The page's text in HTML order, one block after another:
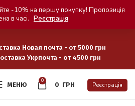
Новая почта - от 5000 грн
Укрпочта - от 4500 грн
МЕНЮ
0
0 ГРН Реєстрація
-10% на першу покупку! Пропозиція
в часі. Реєстрація